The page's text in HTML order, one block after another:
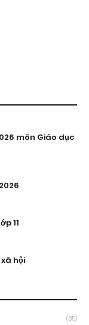
môn Giáo dục
11
hội
(85)